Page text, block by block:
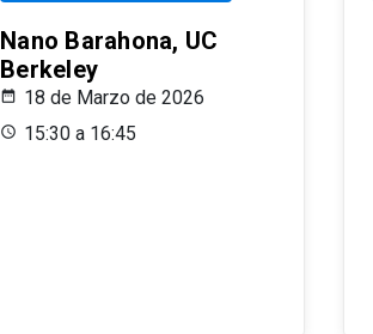
Nano Barahona, UC
Berkeley
18 de Marzo de 2026
15:30 a 16:45